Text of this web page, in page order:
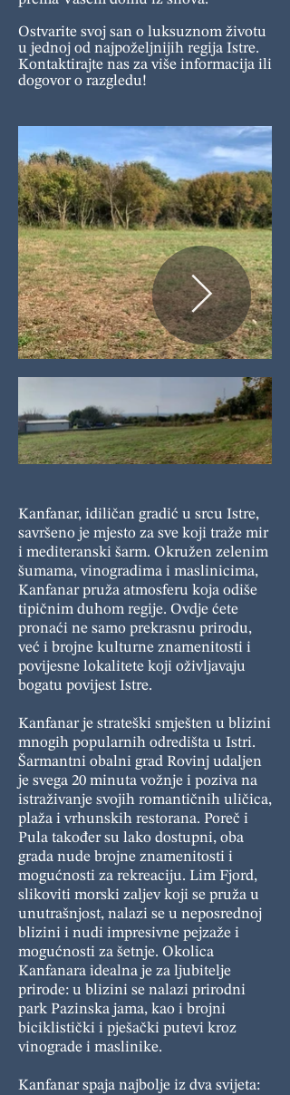
Ostvarite svoj san o luksuznom životu
u jednoj od najpoželjnijih regija Istre.
Kontaktirajte nas za više informacija ili
dogovor o razgledu!
Kanfanar, idiličan gradić u srcu Istre,
savršeno je mjesto za sve koji traže mir
i mediteranski šarm. Okružen zelenim
šumama, vinogradima i maslinicima,
Kanfanar pruža atmosferu koja odiše
tipičnim duhom regije. Ovdje ćete
pronaći ne samo prekrasnu prirodu,
već i brojne kulturne znamenitosti i
povijesne lokalitete koji oživljavaju
bogatu povijest Istre.
Kanfanar je strateški smješten u blizini
mnogih popularnih odredišta u Istri.
Šarmantni obalni grad Rovinj udaljen
je svega 20 minuta vožnje i poziva na
istraživanje svojih romantičnih uličica,
plaža i vrhunskih restorana. Poreč i
Pula također su lako dostupni, oba
grada nude brojne znamenitosti i
mogućnosti za rekreaciju. Lim Fjord,
slikoviti morski zaljev koji se pruža u
unutrašnjost, nalazi se u neposrednoj
blizini i nudi impresivne pejzaže i
mogućnosti za šetnje. Okolica
Kanfanara idealna je za ljubitelje
prirode: u blizini se nalazi prirodni
park Pazinska jama, kao i brojni
biciklistički i pješački putevi kroz
vinograde i maslinike.
Kanfanar spaja najbolje iz dva svijeta: